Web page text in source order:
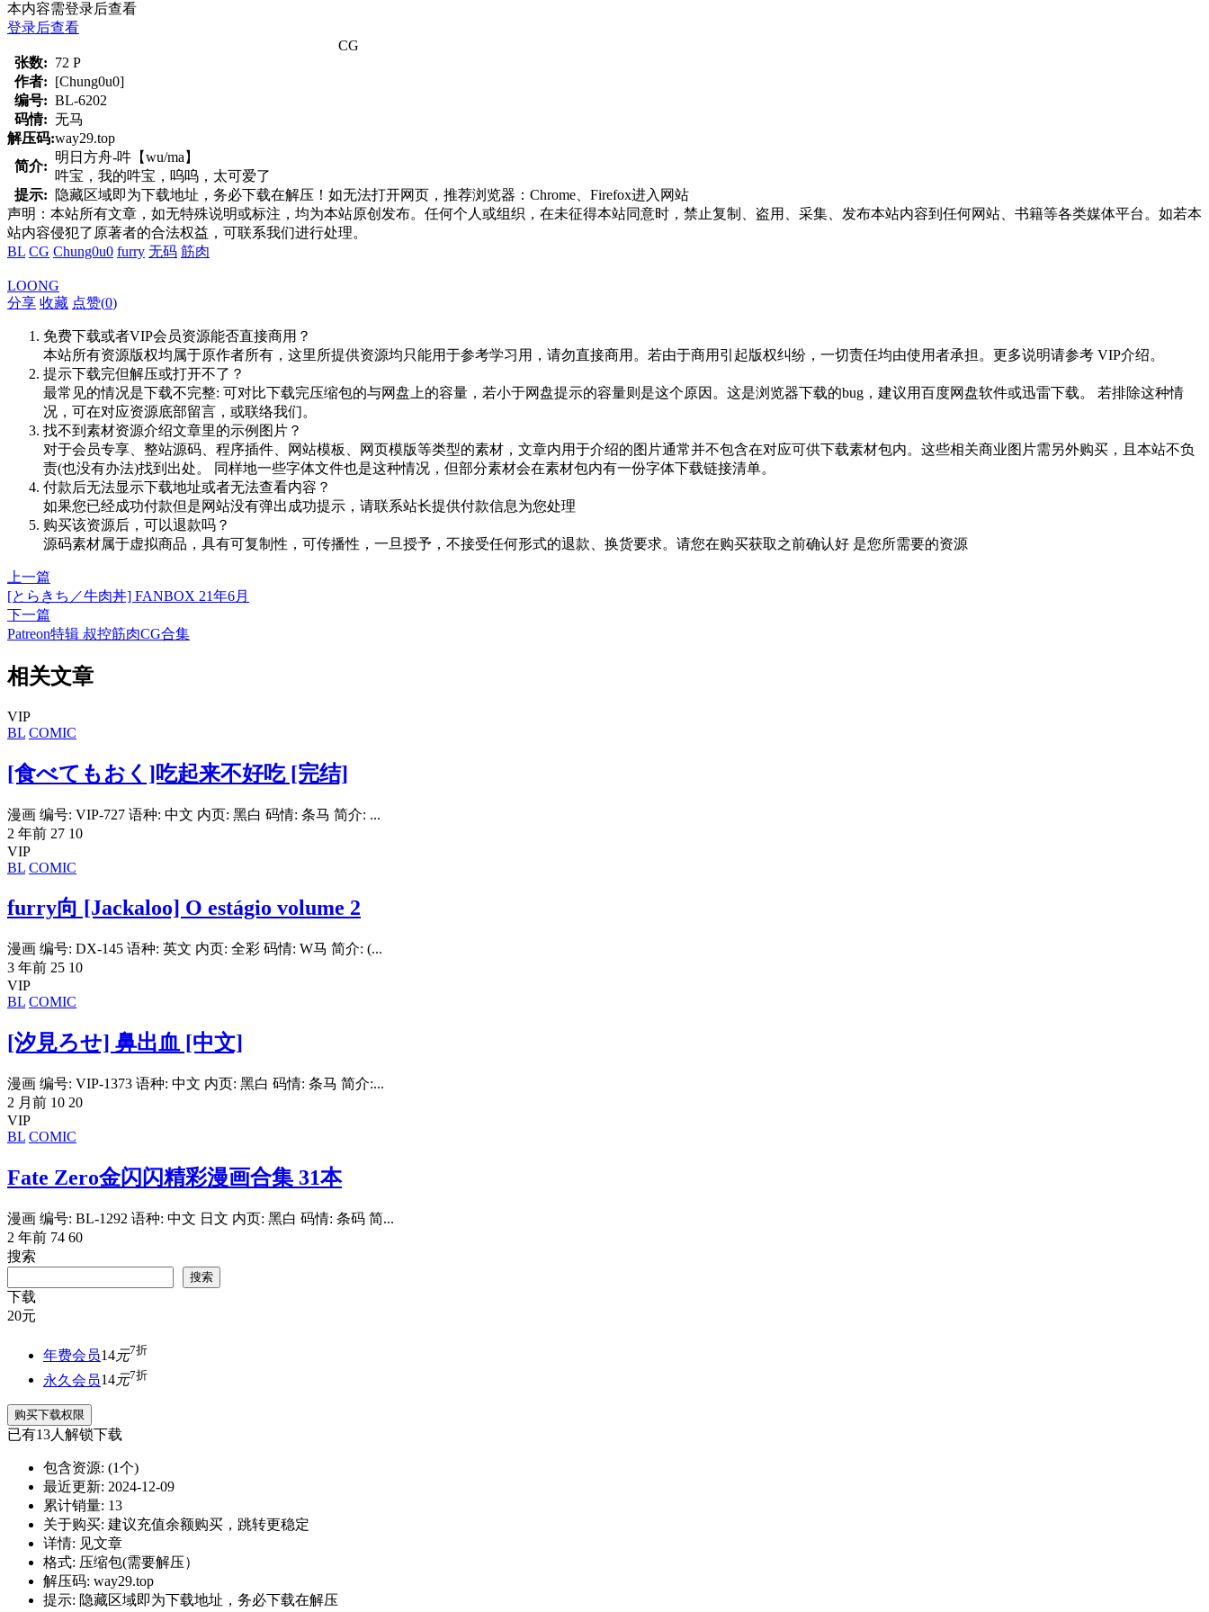
本内容需登录后查看
登录后查看
CG
张数: 72 P
作者: [Chung0u0]
编号: BL-6202
码情: 无马
解压码:way29.top
简介:
明日方舟-吽【wu/ma】
吽宝，我的吽宝，呜呜，太可爱了
提示:
隐藏区域即为下载地址，务必下载在解压！如无法打开网页，推荐浏览器：Chrome、Firefox进入网站
声明：本站所有文章，如无特殊说明或标注，均为本站原创发布。任何个人或组织，在未征得本站同意时，禁止复制、盗用、采集、发布本站内容到任何网站、书籍等各类媒体平台。如若本
站内容侵犯了原著者的合法权益，可联系我们进行处理。
BL CG Chung0u0 furry 无码 筋肉
LOONG
分享 收藏 点赞(0)
免费下载或者VIP会员资源能否直接商用？
本站所有资源版权均属于原作者所有，这里所提供资源均只能用于参考学习用，请勿直接商用。若由于商用引起版权纠纷，一切责任均由使用者承担。更多说明请参考 VIP介绍。
提示下载完但解压或打开不了？
最常见的情况是下载不完整: 可对比下载完压缩包的与网盘上的容量，若小于网盘提示的容量则是这个原因。这是浏览器下载的bug，建议用百度网盘软件或迅雷下载。 若排除这种情
况，可在对应资源底部留言，或联络我们。
找不到素材资源介绍文章里的示例图片？
对于会员专享、整站源码、程序插件、网站模板、网页模版等类型的素材，文章内用于介绍的图片通常并不包含在对应可供下载素材包内。这些相关商业图片需另外购买，且本站不负
责(也没有办法)找到出处。 同样地一些字体文件也是这种情况，但部分素材会在素材包内有一份字体下载链接清单。
付款后无法显示下载地址或者无法查看内容？
如果您已经成功付款但是网站没有弹出成功提示，请联系站长提供付款信息为您处理
购买该资源后，可以退款吗？
源码素材属于虚拟商品，具有可复制性，可传播性，一旦授予，不接受任何形式的退款、换货要求。请您在购买获取之前确认好 是您所需要的资源
上一篇
[とらきち／牛肉丼] FANBOX 21年6月
下一篇
Patreon特辑 叔控筋肉CG合集
相关文章
VIP
BL COMIC
[食べてもおく]吃起来不好吃 [完结]
漫画 编号: VIP-727 语种: 中文 内页: 黑白 码情: 条马 简介: ...
2 年前 27 10
VIP
BL COMIC
furry向 [Jackaloo] O estágio volume 2
漫画 编号: DX-145 语种: 英文 内页: 全彩 码情: W马 简介: (...
3 年前 25 10
VIP
BL COMIC
[汐見ろせ] 鼻出血 [中文]
漫画 编号: VIP-1373 语种: 中文 内页: 黑白 码情: 条马 简介:...
2 月前 10 20
VIP
BL COMIC
Fate Zero金闪闪精彩漫画合集 31本
漫画 编号: BL-1292 语种: 中文 日文 内页: 黑白 码情: 条码 简...
2 年前 74 60
搜索
搜索
下载
20元
年费会员14元7折
永久会员14元7折
购买下载权限
已有13人解锁下载
包含资源: (1个)
最近更新: 2024-12-09
累计销量: 13
关于购买: 建议充值余额购买，跳转更稳定
详情: 见文章
格式: 压缩包(需要解压）
解压码: way29.top
提示: 隐藏区域即为下载地址，务必下载在解压